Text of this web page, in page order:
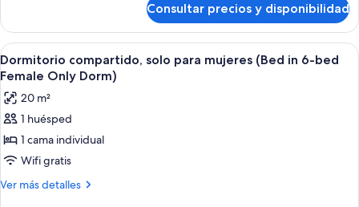
in
12-
bed
Mixed
Dorm)
compartido,
dormitorio
mixto
(Bed
12-
bed
Dorm)
Consultar precios y disponibilidad
Abrir
todas
las
fotos
de
Dormitorio
compartido,
solo
Un dormitorio con literas, un
11
Dormitorio compartido, solo para mujeres (Bed in 6-bed
Female Only Dorm)
20 m²
1 huésped
1 cama individual
Wifi gratis
Ver más detalles
Más